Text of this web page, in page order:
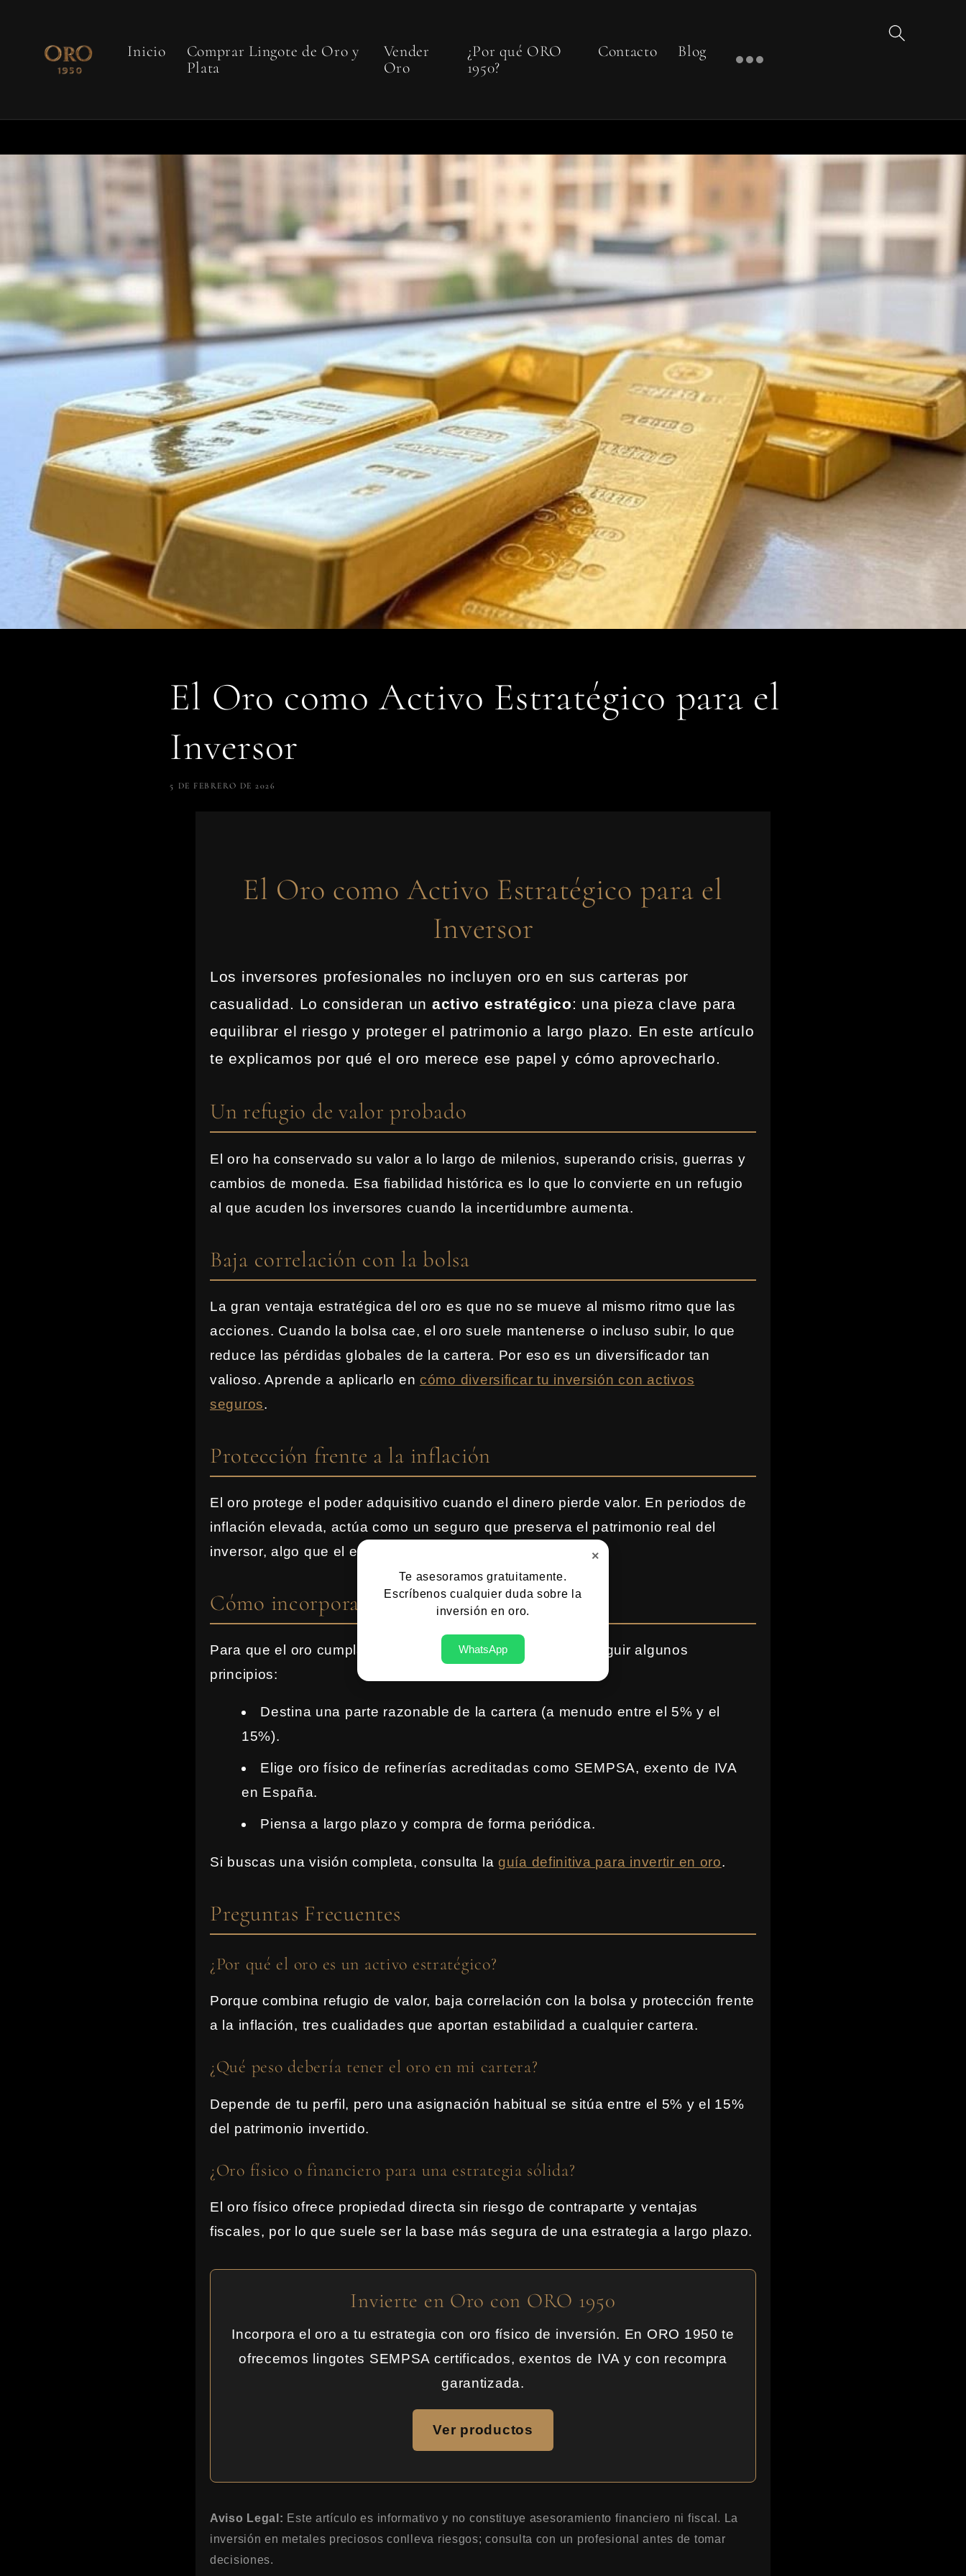
Inicio
Comprar Lingote de Oro y
Plata
Vender
Oro
¿Por qué ORO
1950?
Contacto Blog
El Oro como Activo Estratégico para el
Inversor
5 DE FEBRERO DE 2026
El Oro como Activo Estratégico para el
Inversor
Los inversores profesionales no incluyen oro en sus carteras por
casualidad. Lo consideran un activo estratégico: una pieza clave para
equilibrar el riesgo y proteger el patrimonio a largo plazo. En este artículo
te explicamos por qué el oro merece ese papel y cómo aprovecharlo.
Un refugio de valor probado
El oro ha conservado su valor a lo largo de milenios, superando crisis, guerras y
cambios de moneda. Esa fiabilidad histórica es lo que lo convierte en un refugio
al que acuden los inversores cuando la incertidumbre aumenta.
Baja correlación con la bolsa
La gran ventaja estratégica del oro es que no se mueve al mismo ritmo que las
acciones. Cuando la bolsa cae, el oro suele mantenerse o incluso subir, lo que
reduce las pérdidas globales de la cartera. Por eso es un diversificador tan
valioso. Aprende a aplicarlo encómo diversificar tu inversión con activos
seguros.
Protección frente a la inflación
El oro protege el poder adquisitivo cuando el dinero pierde valor. En periodos de
inflación elevada, actúa como un seguro que preserva el patrimonio real del
inversor, algo que el efectivo no consigue.
Cómo incorporar el oro a tu estrategia
Para que el oro cumpla su función estratégica, conviene seguir algunos
principios:
Destina una parte razonable de la cartera (a menudo entre el 5% y el
15%).
Elige oro físico de refinerías acreditadas como SEMPSA, exento de IVA
en España.
Piensa a largo plazo y compra de forma periódica.
Si buscas una visión completa, consulta la guía definitiva para invertir en oro.
Preguntas Frecuentes
¿Por qué el oro es un activo estratégico?
Porque combina refugio de valor, baja correlación con la bolsa y protección frente
a la inflación, tres cualidades que aportan estabilidad a cualquier cartera.
¿Qué peso debería tener el oro en mi cartera?
Depende de tu perfil, pero una asignación habitual se sitúa entre el 5% y el 15%
del patrimonio invertido.
¿Oro físico o financiero para una estrategia sólida?
El oro físico ofrece propiedad directa sin riesgo de contraparte y ventajas
fiscales, por lo que suele ser la base más segura de una estrategia a largo plazo.
Invierte en Oro con ORO 1950
Incorpora el oro a tu estrategia con oro físico de inversión. En ORO 1950 te
ofrecemos lingotes SEMPSA certificados, exentos de IVA y con recompra
garantizada.
Ver productos
Aviso Legal: Este artículo es informativo y no constituye asesoramiento financiero ni fiscal. La
inversión en metales preciosos conlleva riesgos; consulta con un profesional antes de tomar
decisiones.
×
Te asesoramos gratuitamente.
Escríbenos cualquier duda sobre la
inversión en oro.
WhatsApp